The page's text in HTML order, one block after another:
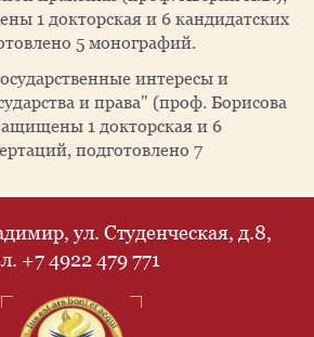
1 докторская и 6 кандидатских
5 монографий.
интересы и
и права" (проф. Борисова
1 докторская и 6
подготовлено 7
ул. Студенческая, д.8,
+7 4922 479 771